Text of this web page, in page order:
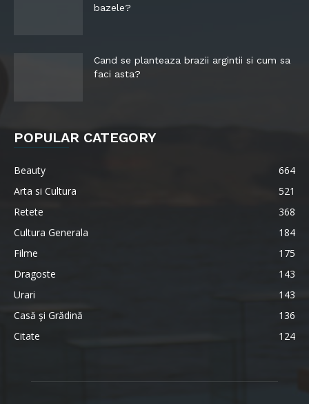
bazele?
Cand se planteaza brazii argintii si cum sa
faci asta?
POPULAR CATEGORY
Beauty
664
Arta si Cultura
521
Retete
368
Cultura Generala
184
Filme
175
Dragoste
143
Urari
143
Casă şi Grădină
136
Citate
124